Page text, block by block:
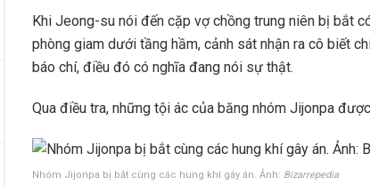
Khi Jeong-su nói đến cặp vợ chồng trung niên bị bắt
phòng giam dưới tầng hầm, cảnh sát nhận ra cô biết
báo chí, điều đó có nghĩa đang nói sự thật.
Qua điều tra, những tội ác của băng nhóm Jijonpa
Nhóm Jijonpa bị bắt cùng các hung khí gây án. Ảnh: Bizarrepedia